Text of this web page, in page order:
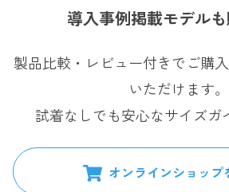
導入事例掲載モデル
製品比較・レビュー付きでご購
いただけます。
試着なしでも安心なサイズガ
オンラインショップ